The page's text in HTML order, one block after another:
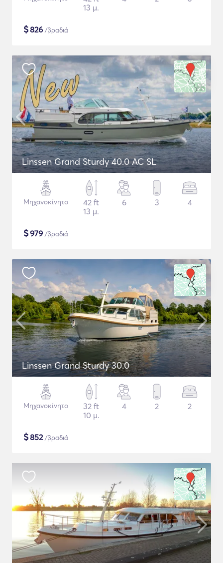
13 μ.
$826 /βραδιά
Linssen Grand Sturdy 40.0 AC SL
Μηχανοκίνητο
42 ft
13 μ.
6 3 4
$979 /βραδιά
Linssen Grand Sturdy 30.0
Μηχανοκίνητο
32 ft
10 μ.
4 2 2
$852/βραδιά